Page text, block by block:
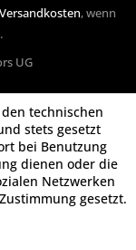
Versandkosten, wenn
UG
technischen
stets gesetzt
bei Benutzung
dienen oder die
Netzwerken
gesetzt.